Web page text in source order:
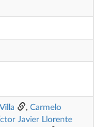
, Carmelo
Javier Llorente